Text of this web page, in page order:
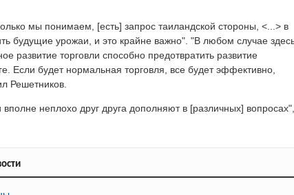
мы понимаем, [есть] запрос таиландской стороны, <...> в
будущие урожаи, и это крайне важно". "В любом случае
развитие торговли способно предотвратить развитие
Если будет нормальная торговля, все будет эффективно,
Решетников.
неплохо друг друга дополняют в [различных]